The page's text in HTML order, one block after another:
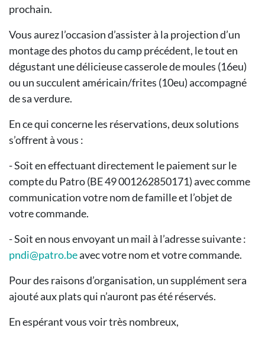
prochain.
Vous aurez l’occasion d’assister à la projection d’un
montage des photos du camp précédent, le tout en
dégustant une délicieuse casserole de moules (16eu)
ou un succulent américain/frites (10eu) accompagné
de sa verdure.
En ce qui concerne les réservations, deux solutions
s’offrent à vous :
- Soit en effectuant directement le paiement sur le
compte du Patro (BE 49 001262850171) avec comme
communication votre nom de famille et l’objet de
votre commande.
- Soit en nous envoyant un mail à l’adresse suivante :
pndi@patro.beavec votre nom et votre commande.
Pour des raisons d’organisation, un supplément sera
ajouté aux plats qui n’auront pas été réservés.
En espérant vous voir très nombreux,